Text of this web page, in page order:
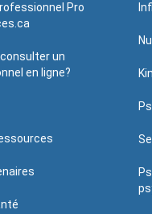
Pro
un
en ligne?